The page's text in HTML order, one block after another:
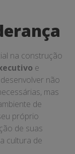
na construção
e
não
mas
de
próprio
de suas
cultura de